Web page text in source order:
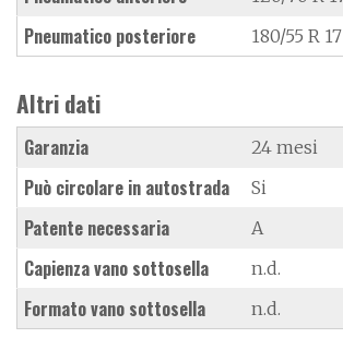
Pneumatico posteriore 180/55 R 17
Altri dati
Garanzia 24 mesi
Può circolare in autostrada Si
Patente necessaria A
Capienza vano sottosella n.d.
Formato vano sottosella n.d.